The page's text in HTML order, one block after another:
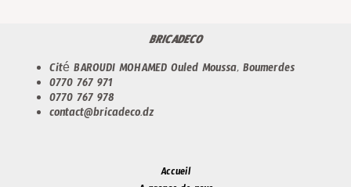
BRICADECO
Cité BAROUDI MOHAMED Ouled Moussa, Boumerdes
0770 767 971
0770 767 978
contact@bricadeco.dz
Accueil